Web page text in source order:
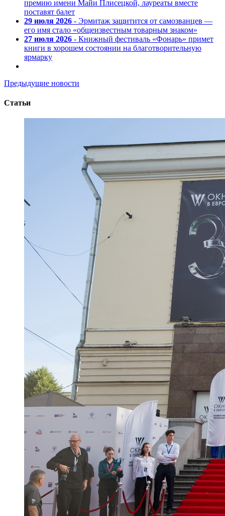
премию имени Майи Плисецкой, лауреаты вместе
поставят балет
29 июля 2026 - Эрмитаж защитится от самозванцев —
его имя стало «общеизвестным товарным знаком»
27 июля 2026 - Книжный фестиваль «Фонарь» примет
книги в хорошем состоянии на благотворительную
ярмарку
Предыдущие новости
Статьи